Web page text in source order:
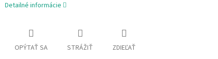
Detailné informácie
OPÝTAŤ SA STRÁŽIŤ ZDIEĽAŤ